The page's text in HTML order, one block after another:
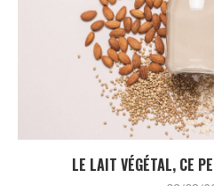
LE LAIT VÉGÉTAL, CE